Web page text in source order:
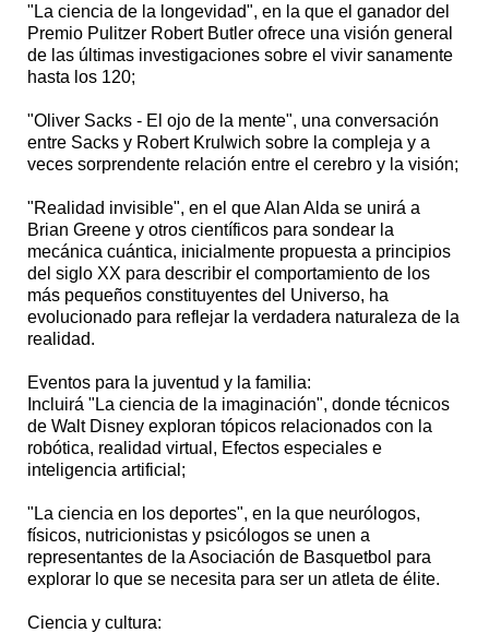
"La ciencia de la longevidad", en la que el ganador del
Premio Pulitzer Robert Butler ofrece una visión general
de las últimas investigaciones sobre el vivir sanamente
hasta los 120;
"Oliver Sacks - El ojo de la mente", una conversación
entre Sacks y Robert Krulwich sobre la compleja y a
veces sorprendente relación entre el cerebro y la visión;
"Realidad invisible", en el que Alan Alda se unirá a
Brian Greene y otros científicos para sondear la
mecánica cuántica, inicialmente propuesta a principios
del siglo XX para describir el comportamiento de los
más pequeños constituyentes del Universo, ha
evolucionado para reflejar la verdadera naturaleza de la
realidad.
Eventos para la juventud y la familia:
Incluirá "La ciencia de la imaginación", donde técnicos
de Walt Disney exploran tópicos relacionados con la
robótica, realidad virtual, Efectos especiales e
inteligencia artificial;
"La ciencia en los deportes", en la que neurólogos,
físicos, nutricionistas y psicólogos se unen a
representantes de la Asociación de Basquetbol para
explorar lo que se necesita para ser un atleta de élite.
Ciencia y cultura: